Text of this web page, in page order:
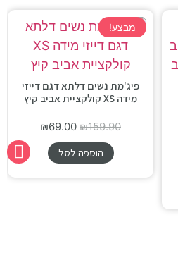
מבצע!
פיג'מת נשים דלתא דגם דייזי
מידה XS קולקציית אביב קיץ
₪159.90
₪69.00
הוספה לסל